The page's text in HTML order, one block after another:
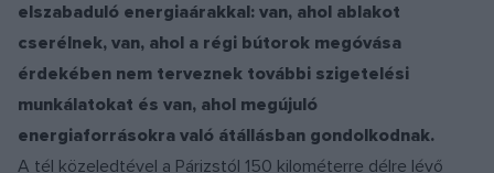
elszabaduló energiaárakkal: van, ahol ablakot
cserélnek, van, ahol a régi bútorok megóvása
érdekében nem terveznek további szigetelési
munkálatokat és van, ahol megújuló
energiaforrásokra való átállásban gondolkodnak.
A tél közeledtével a Párizstól 150 kilométerre délre lévő